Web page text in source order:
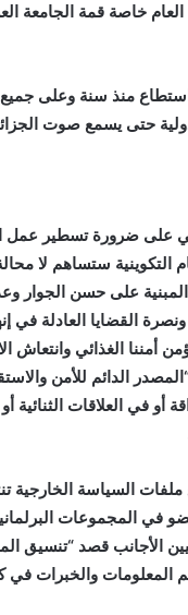
خاصة قمة الجامعة
استطاع منذ سنة وعلى
حتى يسمع صوت
على ضرورة تسطير عمل
التكوينية ستساهم
على حسن الجوار
القضايا العادلة في
أمننا الغذائي
الدائم للأمن
في العلاقات الثنائية
السياسة الخارجية
في المجموعات
الأجانب قصد “تنسيق
المعلومات والخبرات في